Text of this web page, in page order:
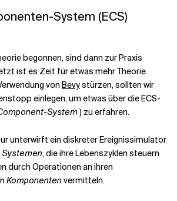
System (ECS)
begonnen, sind dann zur Praxis
ist es Zeit für etwas mehr Theorie.
von Bevystürzen, sollten wir
einlegen, um etwas über die ECS-
System ) zu erfahren.
unterwirft ein diskreter Ereignissimulator
Systemen, die ihre Lebenszyklen steuern
durch Operationen an ihren
Komponenten vermitteln.